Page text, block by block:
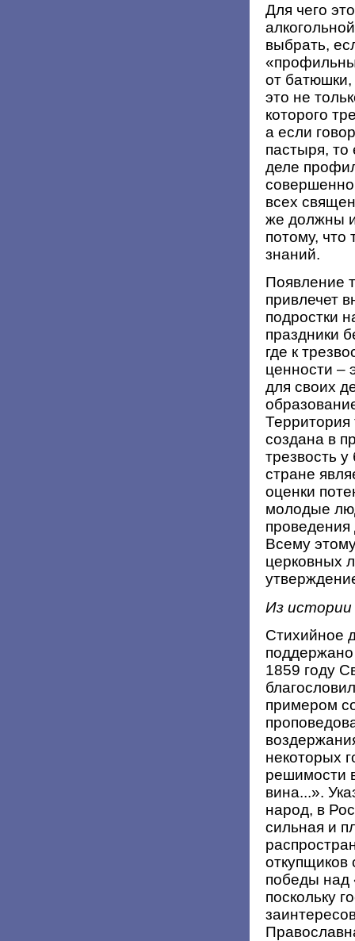
Для чего
выбрать,
от батюшки,
это не
которого
а если
пастыря, то
деле
всех
же должны
потому, что
знаний.
Появление
привлечет
подростки
праздники
где к
ценности –
для своих
создана в
трезвость
стране
оценки
молодые
проведения
Всему
церковных
Из истории
Стихийное
1859 году
примером
некоторых
решимости
вина...».
народ, в
сильная и
откупщиков
победы над
поскольку